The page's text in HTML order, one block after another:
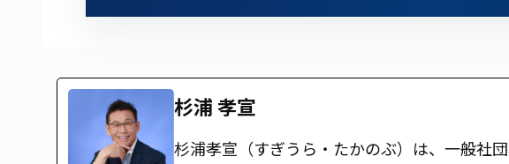
杉浦 孝宣
杉浦孝宣（すぎうら・たかのぶ）は、一般社